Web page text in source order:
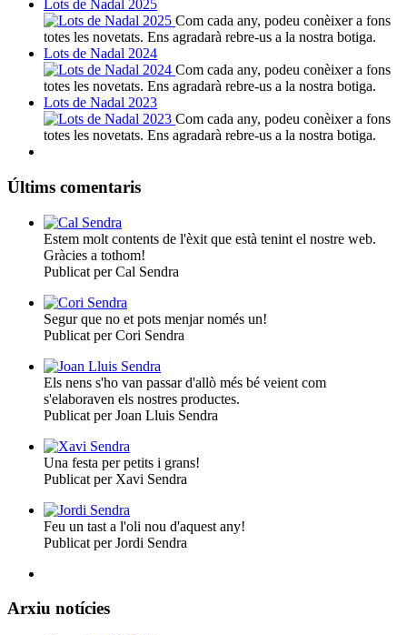
Lots de Nadal 2025
Com cada any, podeu conèixer a fons
totes les novetats. Ens agradarà rebre-us a la nostra botiga.
Lots de Nadal 2024
Com cada any, podeu conèixer a fons
totes les novetats. Ens agradarà rebre-us a la nostra botiga.
Lots de Nadal 2023
Com cada any, podeu conèixer a fons
totes les novetats. Ens agradarà rebre-us a la nostra botiga.
Últims comentaris
Estem molt contents de l'èxit que està tenint el nostre web.
Gràcies a tothom!
Publicat per Cal Sendra
Segur que no et pots menjar només un!
Publicat per Cori Sendra
Els nens s'ho van passar d'allò més bé veient com
s'elaboraven els nostres productes.
Publicat per Joan Lluis Sendra
Una festa per petits i grans!
Publicat per Xavi Sendra
Feu un tast a l'oli nou d'aquest any!
Publicat per Jordi Sendra
Arxiu notícies